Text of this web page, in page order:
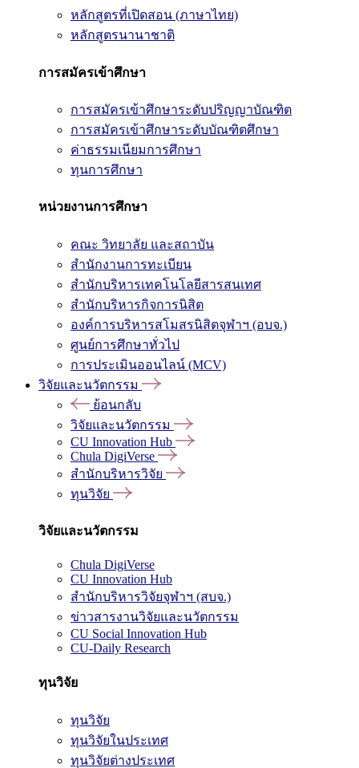
หลักสูตรที่เปิดสอน (ภาษาไทย)
หลักสูตรนานาชาติ
การสมัครเข้าศึกษา
การสมัครเข้าศึกษาระดับปริญญาบัณฑิต
การสมัครเข้าศึกษาระดับบัณฑิตศึกษา
ค่าธรรมเนียมการศึกษา
ทุนการศึกษา
หน่วยงานการศึกษา
คณะ วิทยาลัย และสถาบัน
สำนักงานการทะเบียน
สำนักบริหารเทคโนโลยีสารสนเทศ
สำนักบริหารกิจการนิสิต
องค์การบริหารสโมสรนิสิตจุฬาฯ (อบจ.)
ศูนย์การศึกษาทั่วไป
การประเมินออนไลน์ (MCV)
วิจัยและนวัตกรรม
ย้อนกลับ
วิจัยและนวัตกรรม
CU Innovation Hub
Chula DigiVerse
สำนักบริหารวิจัย
ทุนวิจัย
วิจัยและนวัตกรรม
Chula DigiVerse
CU Innovation Hub
สำนักบริหารวิจัยจุฬาฯ (สบจ.)
ข่าวสารงานวิจัยและนวัตกรรม
CU Social Innovation Hub
CU-Daily Research
ทุนวิจัย
ทุนวิจัย
ทุนวิจัยในประเทศ
ทุนวิจัยต่างประเทศ